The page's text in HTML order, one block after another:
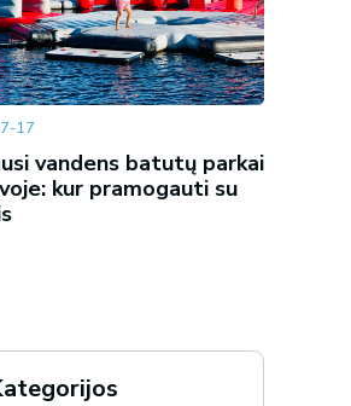
17
vandens batutų parkai
kur pramogauti su